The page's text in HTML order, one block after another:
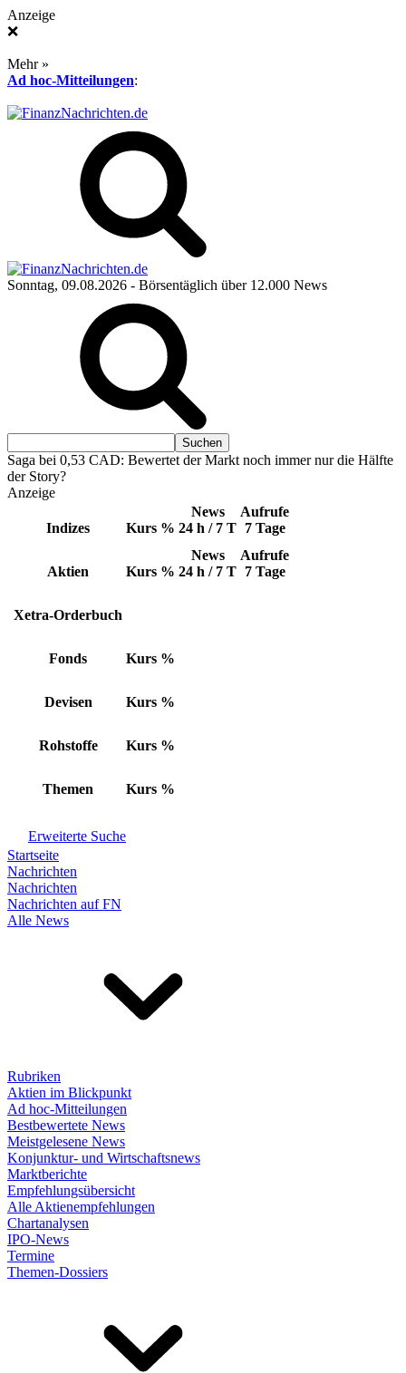
Anzeige
❌
Mehr »
Ad hoc-Mitteilungen:
Sonntag, 09.08.2026 - Börsentäglich über 12.000 News
Saga bei 0,53 CAD: Bewertet der Markt noch immer nur die Hälfte
der Story?
Anzeige
Indizes Kurs %
News
24 h / 7 T
Aufrufe
7 Tage
Aktien Kurs %
News
24 h / 7 T
Aufrufe
7 Tage
Xetra-Orderbuch
Fonds Kurs %
Devisen Kurs %
Rohstoffe Kurs %
Themen Kurs %
Erweiterte Suche
Startseite
Nachrichten
Nachrichten
Nachrichten auf FN
Alle News
Rubriken
Aktien im Blickpunkt
Ad hoc-Mitteilungen
Bestbewertete News
Meistgelesene News
Konjunktur- und Wirtschaftsnews
Marktberichte
Empfehlungsübersicht
Alle Aktienempfehlungen
Chartanalysen
IPO-News
Termine
Themen-Dossiers